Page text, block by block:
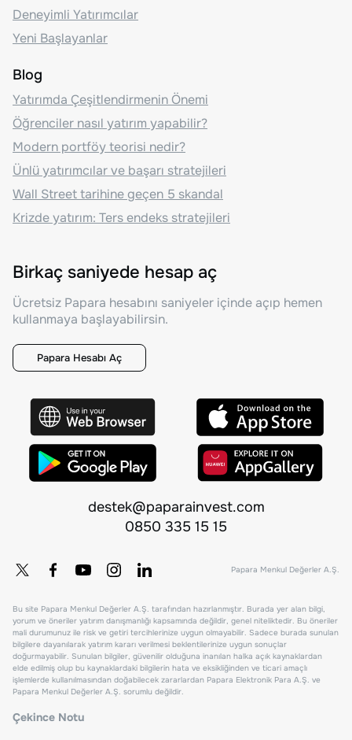
Deneyimli Yatırımcılar
Yeni Başlayanlar
Blog
Yatırımda Çeşitlendirmenin Önemi
Öğrenciler nasıl yatırım yapabilir?
Modern portföy teorisi nedir?
Ünlü yatırımcılar ve başarı stratejileri
Wall Street tarihine geçen 5 skandal
Krizde yatırım: Ters endeks stratejileri
Birkaç saniyede hesap aç
Ücretsiz Papara hesabını saniyeler içinde açıp hemen
kullanmaya başlayabilirsin.
Papara Hesabı Aç
destek@paparainvest.com
0850 335 15 15
Papara Menkul Değerler A.Ş.
Bu site Papara Menkul Değerler A.Ş. tarafından hazırlanmıştır. Burada yer alan bilgi,
yorum ve öneriler yatırım danışmanlığı kapsamında değildir, genel niteliktedir. Bu öneriler
mali durumunuz ile risk ve getiri tercihlerinize uygun olmayabilir. Sadece burada sunulan
bilgilere dayanılarak yatırım kararı verilmesi beklentilerinize uygun sonuçlar
doğurmayabilir. Sunulan bilgiler, güvenilir olduğuna inanılan halka açık kaynaklardan
elde edilmiş olup bu kaynaklardaki bilgilerin hata ve eksikliğinden ve ticari amaçlı
işlemlerde kullanılmasından doğabilecek zararlardan Papara Elektronik Para A.Ş. ve
Papara Menkul Değerler A.Ş. sorumlu değildir.
Çekince Notu